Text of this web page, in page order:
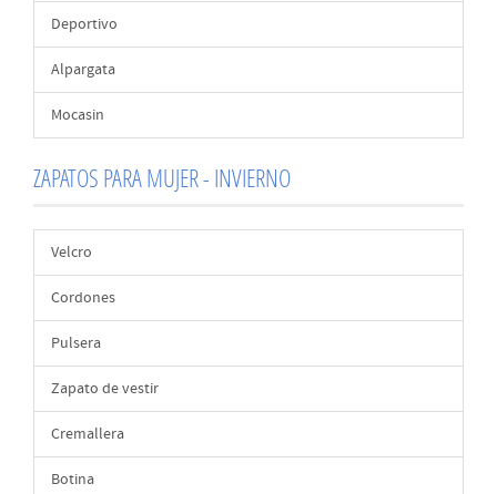
Deportivo
Alpargata
Mocasin
ZAPATOS PARA MUJER - INVIERNO
Velcro
Cordones
Pulsera
Zapato de vestir
Cremallera
Botina